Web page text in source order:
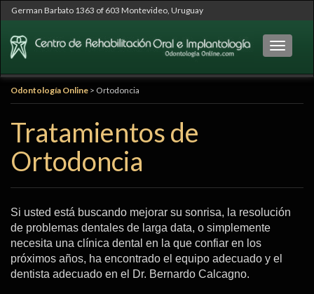
German Barbato 1363 of 603 Montevideo, Uruguay
Odontología Online > Ortodoncia
Tratamientos de
Ortodoncia
Si usted está buscando mejorar su sonrisa, la resolución
de problemas dentales de larga data, o simplemente
necesita una clínica dental en la que confiar en los
próximos años, ha encontrado el equipo adecuado y el
dentista adecuado en el Dr. Bernardo Calcagno.